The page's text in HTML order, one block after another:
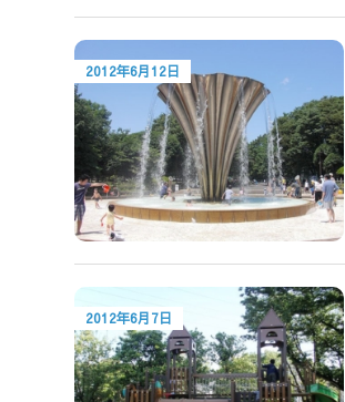
2012年6月12日
2012年6月7日